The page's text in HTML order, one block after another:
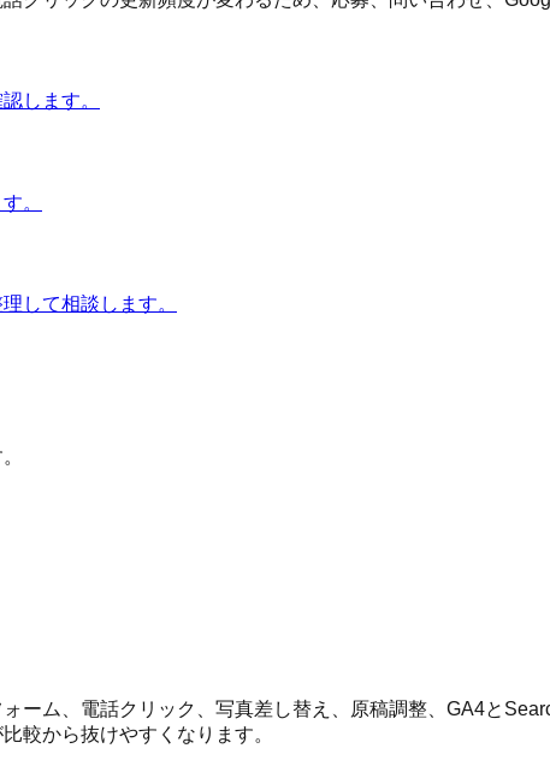
します。
。
して相談します。
ーム、電話クリック、写真差し替え、原稿調整、GA4と
較から抜けやすくなります。